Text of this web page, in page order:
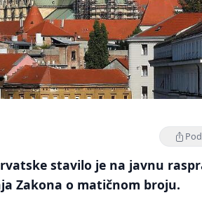
stavilo je na javnu
Zakona o matičnom broju.